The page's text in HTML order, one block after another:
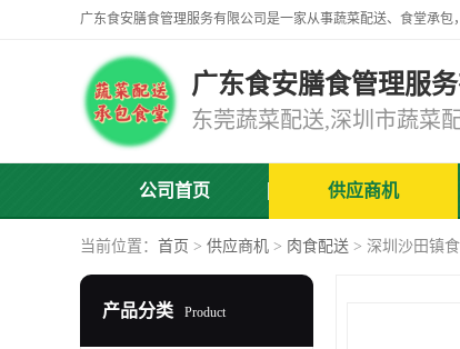
广东食安膳食管理服
公司首页 供应商机
当前位置： 首页 > 供应商机 > 肉食配送 > 深圳沙田镇
产品分类 Product